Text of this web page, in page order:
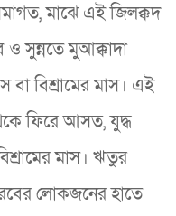
মাঝে এই জিলক্কদ
ও সুন্নতে মুআক্কাদা
বিশ্রামের মাস। এই
ফিরে আসত, যুদ্ধ
মাস। ঋতুর
লোকজনের হাতে